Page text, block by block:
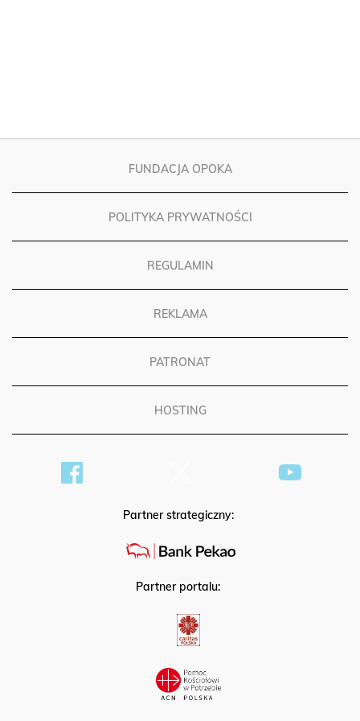
FUNDACJA OPOKA
POLITYKA PRYWATNOŚCI
REGULAMIN
REKLAMA
PATRONAT
HOSTING
Partner strategiczny:
Partner portalu: